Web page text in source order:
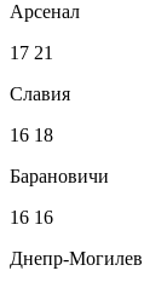
Арсенал
17 21
Славия
16 18
Барановичи
16 16
Днепр-Могилев